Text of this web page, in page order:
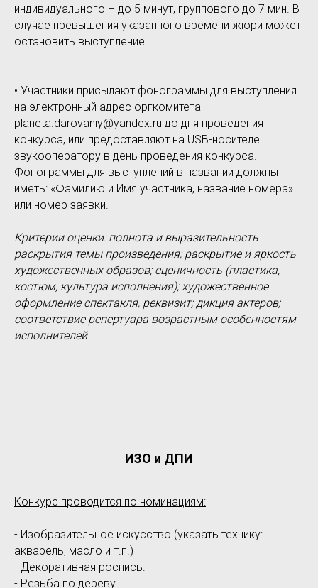
индивидуального – до 5 минут, группового до 7 мин. В
случае превышения указанного времени жюри может
остановить выступление.
• Участники присылают фонограммы для выступления
на электронный адрес оргкомитета -
planeta.darovaniy@yandex.ru до дня проведения
конкурса, или предоставляют на USB-носителе
звукооператору в день проведения конкурса.
Фонограммы для выступлений в названии должны
иметь: «Фамилию и Имя участника, название номера»
или номер заявки.
Критерии оценки: полнота и выразительность
раскрытия темы произведения; раскрытие и яркость
художественных образов; сценичность (пластика,
костюм, культура исполнения); художественное
оформление спектакля, реквизит; дикция актеров;
соответствие репертуара возрастным особенностям
исполнителей.
ИЗО и ДПИ
Конкурс проводится по номинациям:
- Изобразительное искусство (указать технику:
акварель, масло и т.п.)
- Декоративная роспись.
- Резьба по дереву.